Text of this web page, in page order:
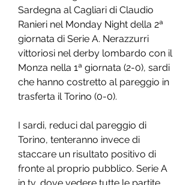
Sardegna al Cagliari di Claudio
Ranieri nel Monday Night della 2ª
giornata di Serie A. Nerazzurri
vittoriosi nel derby lombardo con il
Monza nella 1ª giornata (2-0), sardi
che hanno costretto al pareggio in
trasferta il Torino (0-0).
I sardi, reduci dal pareggio di
Torino, tenteranno invece di
staccare un risultato positivo di
fronte al proprio pubblico. Serie A